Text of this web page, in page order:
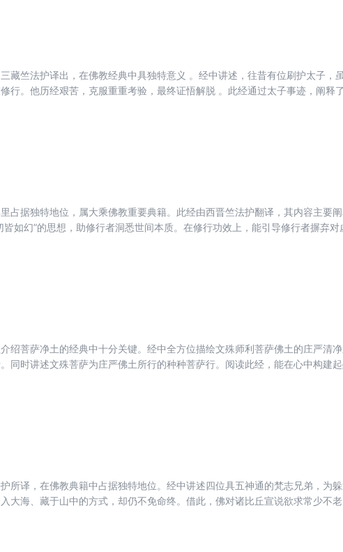
藏竺法护译出，在佛教经典中具独特意义 。经中讲述，往昔有位刷护太子，
行。他历经艰苦，克服重重考验，最终证悟解脱 。此经通过太子事迹，阐释
占据独特地位，属大乘佛教重要典籍。此经由西晋竺法护翻译，其内容主要
皆如幻”的思想，助修行者洞悉世间本质。在修行功效上，能引导修行者摒弃对
绍菩萨净土的经典中十分关键。经中全方位描绘文殊师利菩萨佛土的庄严清
同时讲述文殊菩萨为庄严佛土所行的种种菩萨行。阅读此经，能在心中构建起
所译，在佛教典籍中占据独特地位。经中讲述四位具五神通的梵志兄弟，为
大海、藏于山中的方式，却仍不免命终。借此，佛对诸比丘宣说欲求常少不